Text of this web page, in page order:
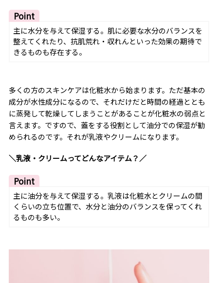
Point
主に水分を与えて保湿する。肌に必要な水分のバランスを
整えてくれたり、抗肌荒れ・収れんといった効果の期待で
きるものも存在する。
多くの方のスキンケアは化粧水から始まります。ただ基本の
成分が水性成分になるので、それだけだと時間の経過ととも
に蒸発して乾燥してしまうことがあることが化粧水の弱点と
言えます。ですので、蓋をする役割として油分での保湿が勧
められるのです。それが乳液やクリームになります。
＼乳液・クリームってどんなアイテム？／
Point
主に油分を与えて保湿する。乳液は化粧水とクリームの間
くらいの立ち位置で、水分と油分のバランスを保ってくれ
るものも多い。